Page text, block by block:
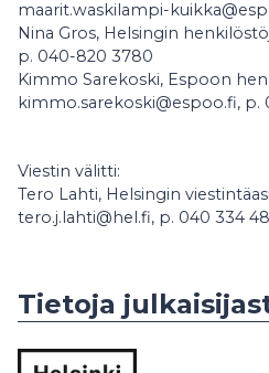
maarit.waskilampi-
Nina Gros, Helsingin
p. 040-820 3780
Kimmo Sarekoski, Espoon
kimmo.sarekoski@espoo.fi, p.
Viestin välitti:
Tero Lahti, Helsingin
tero.j.lahti@hel.fi, p. 040 334
Tietoja